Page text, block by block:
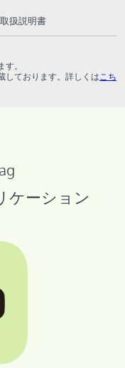
扱説明書
。
しております。詳しくはこち
ケーション